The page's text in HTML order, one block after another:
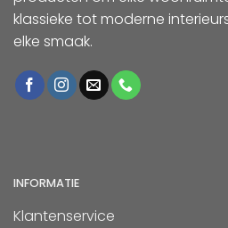
klassieke tot moderne
elke smaak.
INFORMATIE
Klantenservice